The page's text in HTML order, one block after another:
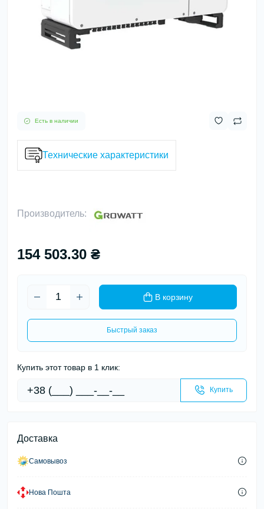
Есть в наличии
Технические характеристики
Производитель:
154 503.30 ₴
В корзину
Быстрый заказ
Купить этот товар в 1 клик:
Купить
Доставка
Самовывоз
Нова Пошта